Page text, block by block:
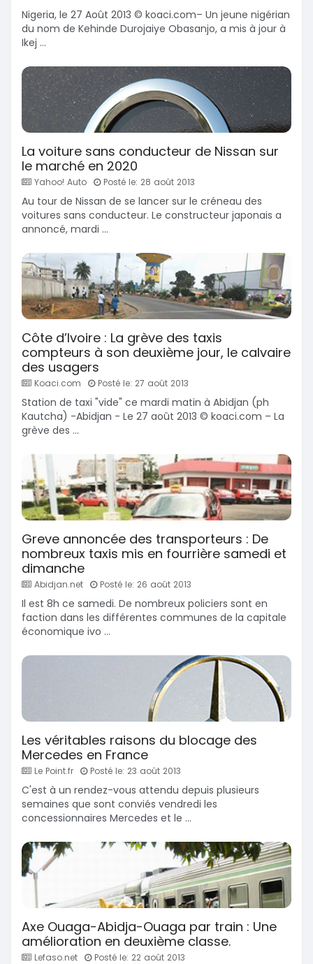
Nigeria, le 27 Août 2013 © koaci.com– Un jeune nigérian
du nom de Kehinde Durojaiye Obasanjo, a mis à jour à
Ikej ...
La voiture sans conducteur de Nissan sur
le marché en 2020
Yahoo! Auto Posté le: 28 août 2013
Au tour de Nissan de se lancer sur le créneau des
voitures sans conducteur. Le constructeur japonais a
annoncé, mardi ...
Côte d’Ivoire : La grève des taxis
compteurs à son deuxième jour, le calvaire
des usagers
Koaci.com Posté le: 27 août 2013
Station de taxi "vide" ce mardi matin à Abidjan (ph
Kautcha) -Abidjan - Le 27 août 2013 © koaci.com – La
grève des ...
Greve annoncée des transporteurs : De
nombreux taxis mis en fourrière samedi et
dimanche
Abidjan.net Posté le: 26 août 2013
Il est 8h ce samedi. De nombreux policiers sont en
faction dans les différentes communes de la capitale
économique ivo ...
Les véritables raisons du blocage des
Mercedes en France
Le Point.fr Posté le: 23 août 2013
C'est à un rendez-vous attendu depuis plusieurs
semaines que sont conviés vendredi les
concessionnaires Mercedes et le ...
Axe Ouaga-Abidja-Ouaga par train : Une
amélioration en deuxième classe.
Lefaso.net Posté le: 22 août 2013